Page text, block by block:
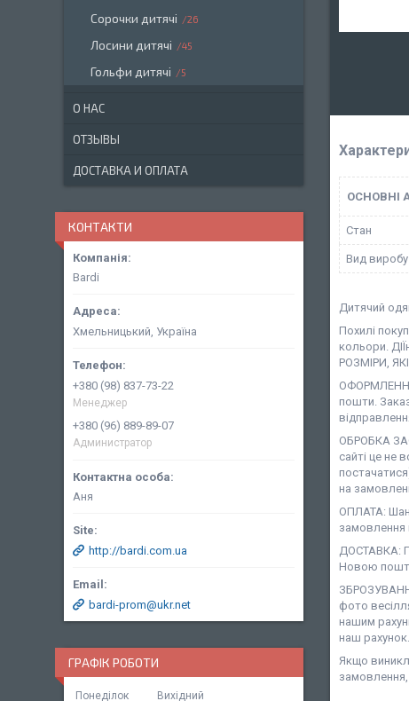
ОСНОВНІ
Стан
Вид виробу
Дитячий
Похилі
кольори.
РОЗМІРИ,
пошти.
ОБРОБКА
сайті це не
на
ОПЛАТА:
замовлення
ДОСТАВКА:
Новою
фото
нашим
наш
Якщо
Сорочки дитячі 26
Лосини дитячі 45
Гольфи дитячі 5
О НАС
ОТЗЫВЫ
ДОСТАВКА И ОПЛАТА
КОНТАКТИ
Bardi
Хмельницький, Україна
+380 (98) 837-73-22
Менеджер
+380 (96) 889-89-07
Администратор
Аня
http://bardi.com.ua
bardi-prom@ukr.net
ГРАФІК РОБОТИ
Понеділок Вихідний